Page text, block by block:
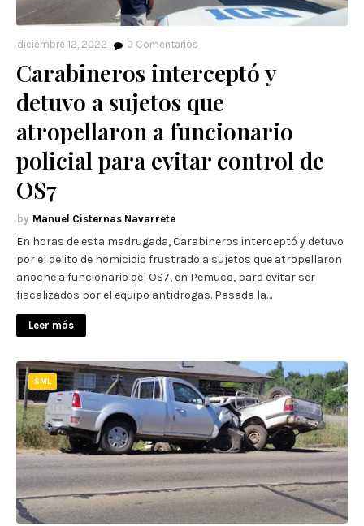
diciembre 12, 2022 0 Comentarios
Carabineros interceptó y
detuvo a sujetos que
atropellaron a funcionario
policial para evitar control de
OS7
Manuel Cisternas Navarrete
En horas de esta madrugada, Carabineros interceptó y detuvo
por el delito de homicidio frustrado a sujetos que atropellaron
anoche a funcionario del OS7, en Pemuco, para evitar ser
fiscalizados por el equipo antidrogas. Pasada la…
Leer más
SML